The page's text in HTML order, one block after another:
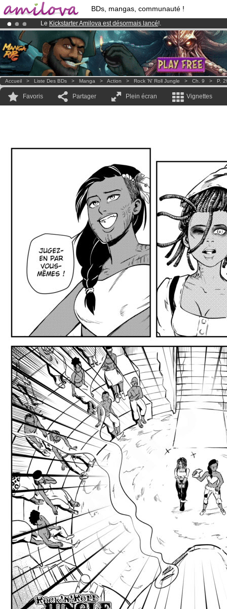
BDs, mangas, communauté !
Le Kickstarter Amilova est désormais lancé!.
Déjà 100000membreset 1000BDs & Mangas!
Abonnement premium: à partir de
3.95 eurospar mois !Clique ici
Accueil > Liste Des BDs > Manga > Action > Rock 'n' Roll Jungle > Ch. 9 > P.
Favoris Partager Plein écran Vignettes